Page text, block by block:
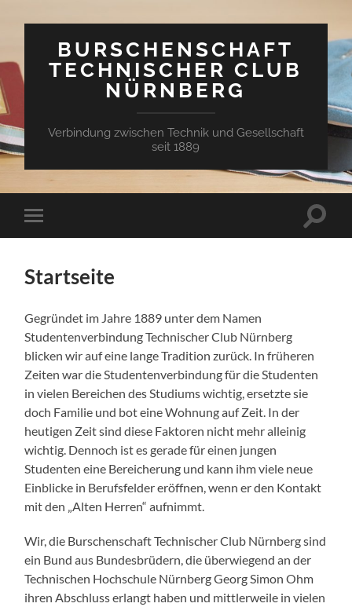
BURSCHENSCHAFT
TECHNISCHER CLUB
NÜRNBERG
Verbindung zwischen Technik und Gesellschaft
seit 1889
Mobile-
Menü
Startseite
Gegründet im Jahre 1889 unter dem Namen
Studentenverbindung Technischer Club Nürnberg
blicken wir auf eine lange Tradition zurück. In früheren
Zeiten war die Studentenverbindung für die Studenten
in vielen Bereichen des Studiums wichtig, ersetzte sie
doch Familie und bot eine Wohnung auf Zeit. In der
heutigen Zeit sind diese Faktoren nicht mehr alleinig
wichtig. Dennoch ist es gerade für einen jungen
Studenten eine Bereicherung und kann ihm viele neue
Einblicke in Berufsfelder eröffnen, wenn er den Kontakt
mit den „Alten Herren“ aufnimmt.
Wir, die Burschenschaft Technischer Club Nürnberg sind
ein Bund aus Bundesbrüdern, die überwiegend an der
Technischen Hochschule Nürnberg Georg Simon Ohm
ihren Abschluss erlangt haben und mittlerweile in vielen